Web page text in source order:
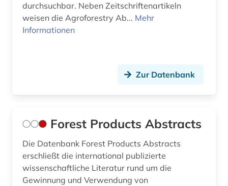
durchsuchbar. Neben Zeitschriftenartikeln
weisen die Agroforestry Ab... Mehr
Informationen
Zur Datenbank
Forest Products Abstracts
Die Datenbank Forest Products Abstracts
erschließt die international publizierte
wissenschaftliche Literatur rund um die
Gewinnung und Verwendung von